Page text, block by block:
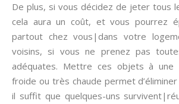
De plus, si vous décidez de jeter tous
cela aura un coût, et vous pourrez
partout chez vous|dans votre
voisins, si vous ne prenez pas
adéquates. Mettre ces objets à une
froide ou très chaude permet
il suffit que quelques-uns